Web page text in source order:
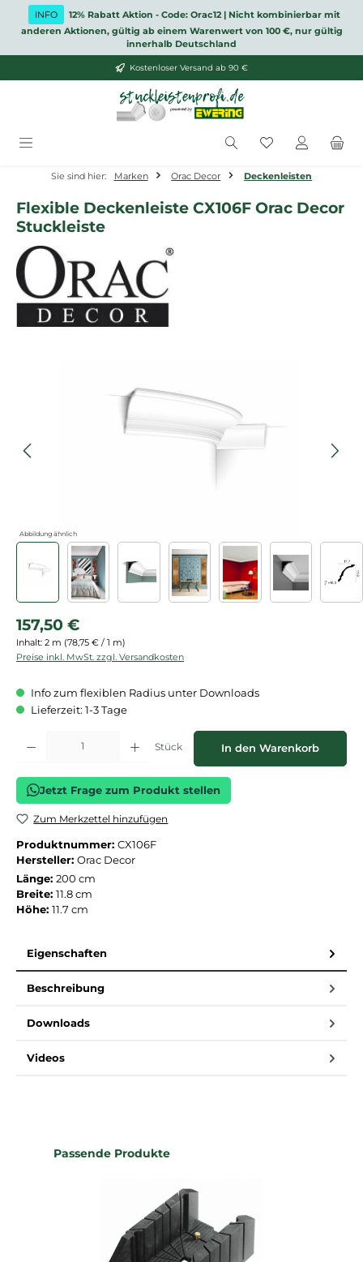
Zum Hauptinhalt springen
INFO
12% Rabatt Aktion - Code: Orac12 | Nicht kombinierbar mit
anderen Aktionen, gültig ab einem Warenwert von 100 €, nur gültig
innerhalb Deutschland
Kostenloser Versand ab 90 €
Du hast 0
Sie sind hier: Marken Orac Decor Deckenleisten
Flexible Deckenleiste CX106F Orac Decor
Stuckleiste
Abbildung ähnlich
Regulärer Preis:
157,50 €
Inhalt: 2 m (78,75 € / 1 m)
Preise inkl. MwSt. zzgl. Versandkosten
Info zum flexiblen Radius unter Downloads
Lieferzeit: 1-3 Tage
Produkt Anzahl: Gib den gewünschten Wert ein oder benutze die
Stück In den Warenkorb
Jetzt Frage zum Produkt stellen
Zum Merkzettel hinzufügen
Produktnummer: CX106F
Hersteller: Orac Decor
Länge: 200 cm
Breite: 11.8 cm
Höhe: 11.7 cm
Eigenschaften
Beschreibung
Downloads
Videos
Produktgalerie überspringen
Passende Produkte